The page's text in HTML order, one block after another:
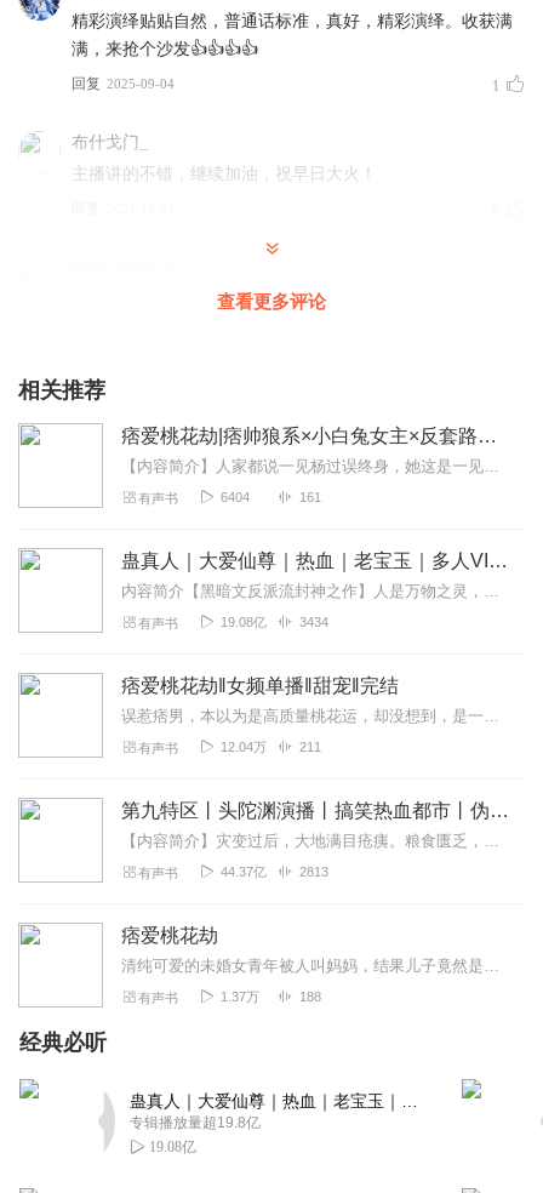
精彩演绎贴贴自然，普通话标准，真好，精彩演绎。收获满
满，来抢个沙发👍👍👍👍
回复 2025-09-04 1
布什戈门_
主播讲的不错，继续加油，祝早日大火！
情节曲折，好听，主播播讲挺好的。
查看更多评论
相关推荐
痞爱桃花劫|痞帅狼系×小白兔女主×反套路爱情
【内容简介】人家都说一见杨过误终身，她这是一见浩哥苦终身。误惹痞男，本以为是高质量桃花运，却没想到，是一出惊世桃花劫，第一次见面就是在派出所，他乖巧的像只羊，而...
有声书 6404 161
蛊真人｜大爱仙尊｜热血｜老宝玉｜多人VIP免费有声剧
内容简介【黑暗文反派流封神之作】人是万物之灵，蛊是天地真精。一个穿越者不断重生的故事。一个养蛊、炼蛊、用蛊的奇特世界。配音组（男角色）老宝玉旁白...
有声书 19.08亿 3434
痞爱桃花劫‖女频单播‖甜宠‖完结
误惹痞男，本以为是高质量桃花运，却没想到，是一出惊世桃花劫，第一次见面就是在派出所，他乖巧的像只羊，而事实上，他却是一只披着羊皮的狼。她才是那个任人宰割的小白...
有声书 12.04万 211
第九特区丨头陀渊演播丨搞笑热血都市丨伪戒丨VIP免费多人有声剧
【内容简介】灾变过后，大地满目疮痍。粮食匮乏，资源紧俏，局势混乱……一位从待规划区杀出来的青年，背对着漫天黄沙，孤身来到九区谋生，却不曾想偶然结识三五好友，一念...
有声书 44.37亿 2813
痞爱桃花劫
清纯可爱的未婚女青年被人叫妈妈，结果儿子竟然是个痞帅痞帅的大帅哥。清纯小白莲和痞帅大帅哥之间会发生怎样的纠葛痴缠呢？
有声书 1.37万 188
经典必听
专辑播放量超19.8亿
19.08亿